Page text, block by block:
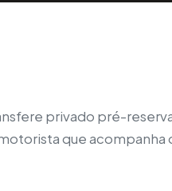
privado pré-
que acompanha